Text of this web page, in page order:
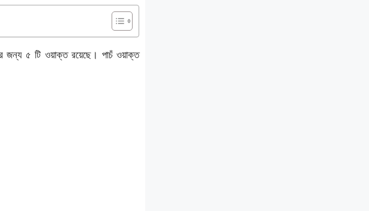
৫ টি ওয়াক্ত রয়েছে। পাচঁ ওয়াক্ত